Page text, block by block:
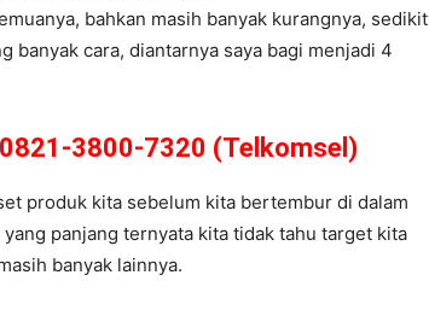
bahkan masih banyak kurangnya, sedikit
banyak cara, diantarnya saya bagi menjadi 4
3800-7320 (Telkomsel)
produk kita sebelum kita bertembur di dalam
panjang ternyata kita tidak tahu target kita
banyak lainnya.